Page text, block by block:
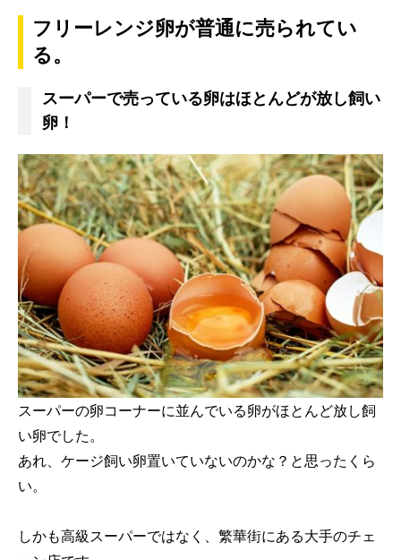
フリーレンジ卵が普通に売られてい
る。
スーパーで売っている卵はほとんどが放し飼い
卵！
スーパーの卵コーナーに並んでいる卵がほとんど放し飼
い卵でした。
あれ、ケージ飼い卵置いていないのかな？と思ったくら
い。
しかも高級スーパーではなく、繁華街にある大手のチェ